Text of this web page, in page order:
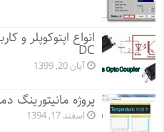
DC
آبان 20, 1399
پروژه
اسفند 17, 1394